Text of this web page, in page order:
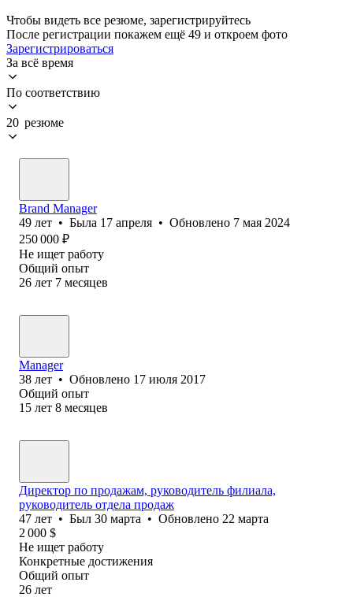
Чтобы видеть все резюме, зарегистрируйтесь
После регистрации покажем ещё 49 и откроем фото
Зарегистрироваться
За всё время
По соответствию
20 резюме
Brand Manager
49 лет • Была 17 апреля • Обновлено 7 мая 2024
250 000 ₽
Не ищет работу
Общий опыт
26 лет 7 месяцев
Manager
38 лет • Обновлено 17 июля 2017
Общий опыт
15 лет 8 месяцев
Директор по продажам, руководитель филиала,
руководитель отдела продаж
47 лет • Был 30 марта • Обновлено 22 марта
2 000 $
Не ищет работу
Конкретные достижения
Общий опыт
26 лет